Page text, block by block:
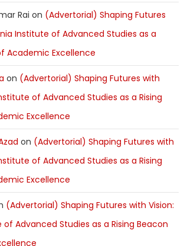
Rai on (Advertorial) Shaping Futures
Institute of Advanced Studies as a
Academic Excellence
on (Advertorial) Shaping Futures with
of Advanced Studies as a Rising
Excellence
on (Advertorial) Shaping Futures with
of Advanced Studies as a Rising
Excellence
(Advertorial) Shaping Futures with Vision:
Advanced Studies as a Rising Beacon